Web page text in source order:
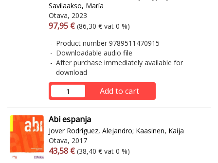
Savilaakso, María
Otava, 2023
Arvonlisäverollinen hinta
97,95 € Excl. vat
(86,30 € vat 0 %)
Product number 9789511470915
Downloadable audio file
After purchase immediately available for
download
Add to cart
Abi espanja
Jover Rodríguez, Alejandro; Kaasinen, Kaija
Otava, 2017
Arvonlisäverollinen hinta
43,58 € Excl. vat
(38,40 € vat 0 %)